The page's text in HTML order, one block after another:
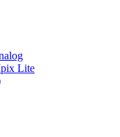
Lite